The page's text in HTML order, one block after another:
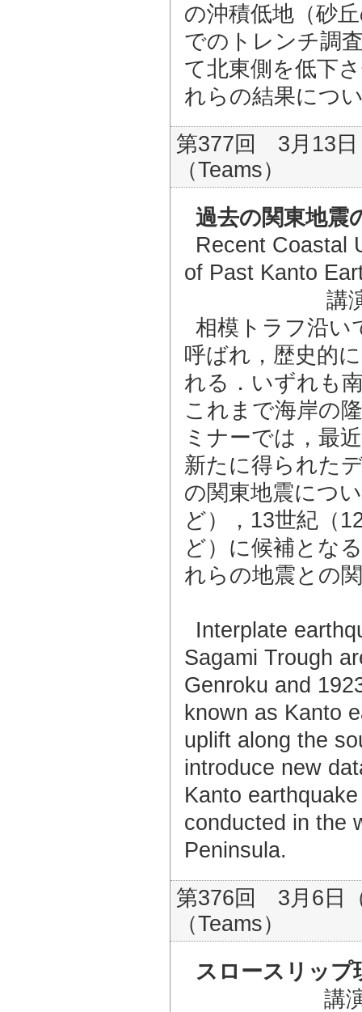
の沖積低地（砂
でのトレンチ調
て北東側を低下
れらの結果につ
第377回 3月13
（Teams）
過去の関東地震
Recent Coastal
of Past Kanto
講
相模トラフ沿い
呼ばれ，歴史的
れる．いずれも
これまで海岸の
ミナーでは，最
新たに得られた
の関東地震につ
ど），13世紀（
ど）に候補とな
れらの地震との
Interplate
Sagami Trough
Genroku and
known as Kanto
uplift along the
introduce new
Kanto
conducted in the
Peninsula.
第376回 3月6日
（Teams）
スロースリップ
講